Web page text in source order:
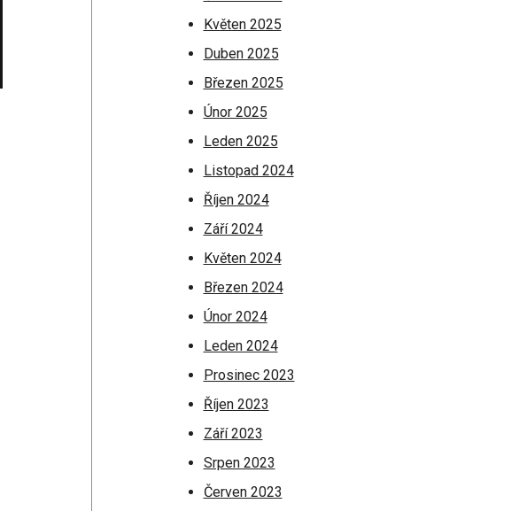
Květen 2025
Duben 2025
Březen 2025
Únor 2025
Leden 2025
Listopad 2024
Říjen 2024
Září 2024
Květen 2024
Březen 2024
Únor 2024
Leden 2024
Prosinec 2023
Říjen 2023
Září 2023
Srpen 2023
Červen 2023